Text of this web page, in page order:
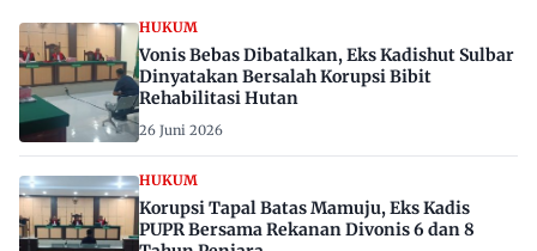
HUKUM
Vonis Bebas Dibatalkan, Eks Kadishut Sulbar
Dinyatakan Bersalah Korupsi Bibit
Rehabilitasi Hutan
26 Juni 2026
HUKUM
Korupsi Tapal Batas Mamuju, Eks Kadis
PUPR Bersama Rekanan Divonis 6 dan 8